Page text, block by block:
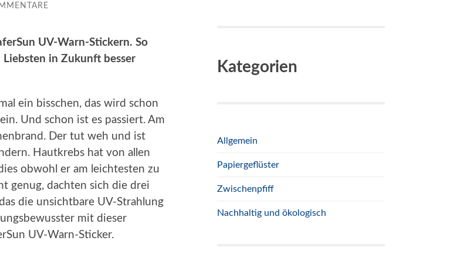
UV-Warn-Stickern. So
in Zukunft besser
ein bisschen, das wird schon
Und schon ist es passiert. Am
Der tut weh und ist
Hautkrebs hat von allen
obwohl er am leichtesten zu
genug, dachten sich die drei
die unsichtbare UV-Strahlung
mit dieser
UV-Warn-Sticker.
Kategorien
Allgemein
Papiergeflüster
Zwischenpfiff
Nachhaltig und ökologisch